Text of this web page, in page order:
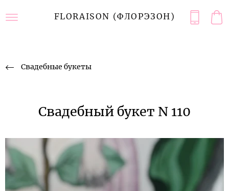
FLORAISON (ФЛОРЭЗОН)
Свадебные букеты
Свадебный букет N 110